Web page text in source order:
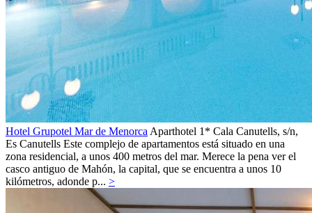
Hotel Grupotel Mar de MenorcaAparthotel 1* Cala Canutells, s/n,
Es Canutells Este complejo de apartamentos está situado en una
zona residencial, a unos 400 metros del mar. Merece la pena ver el
casco antiguo de Mahón, la capital, que se encuentra a unos 10
kilómetros, adonde p... >